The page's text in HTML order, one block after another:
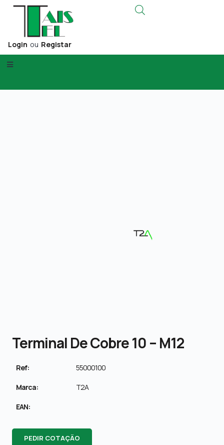
Login ou Registar
Terminal De Cobre 10 – M12
Ref: 55000100
Marca: T2A
EAN:
PEDIR COTAÇÃO